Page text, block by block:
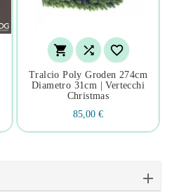
  
Tralcio Poly Groden 274cm
Diametro 31cm | Vertecchi
Christmas
85,00 €